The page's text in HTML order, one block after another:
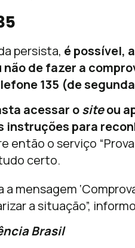
persista, é possível,
não de fazer a
135 (de
acessar ositeou
instruções para
então o serviço
certo.
a mensagem
a situação”,
Brasil